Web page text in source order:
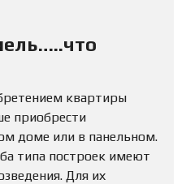
квартиры
приобрести
доме или в панельном.
типа построек имеют
Для их